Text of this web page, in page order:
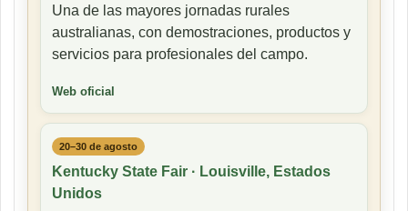
Una de las mayores jornadas rurales
australianas, con demostraciones, productos y
servicios para profesionales del campo.
Web oficial
20–30 de agosto
Kentucky State Fair · Louisville, Estados
Unidos